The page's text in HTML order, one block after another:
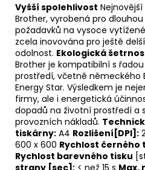
Vyšší spolehlivost
Brother, vyrobená pro
požadavků na vysoce
zcela inovována pro ještě
odolnost. Ekologická
Brother je kompatibilní s
prostředí, včetně německého
Energy Star. Výsledkem je
firmy, ale i energetická
dopadů na životní prostředí a
provozních nákladů.
tiskárny: A4 Rozlišení[DPI]:
600 x 600 Rychlost černého
Rychlost barevného tisku
strany [sec]: < než 15 s Max.